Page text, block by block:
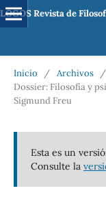
LOGOS Revista de
Inicio / Archivos /
Dossier: Filosofía y
Sigmund Freu
Esta es un
Consulte la